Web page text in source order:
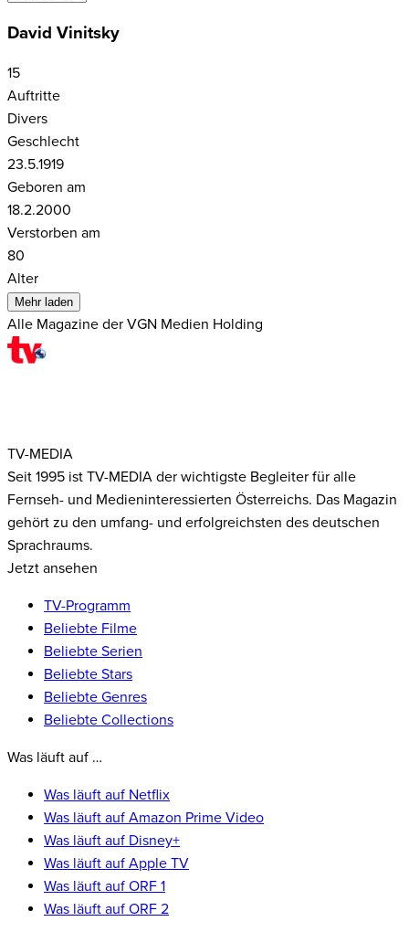
David Vinitsky
15
Auftritte
Divers
Geschlecht
23.5.1919
Geboren am
18.2.2000
Verstorben am
80
Alter
Mehr laden
Alle Magazine der VGN Medien Holding
TV-MEDIA
Seit 1995 ist TV-MEDIA der wichtigste Begleiter für alle
Fernseh- und Medieninteressierten Österreichs. Das Magazin
gehört zu den umfang- und erfolgreichsten des deutschen
Sprachraums.
Jetzt ansehen
TV-Programm
Beliebte Filme
Beliebte Serien
Beliebte Stars
Beliebte Genres
Beliebte Collections
Was läuft auf …
Was läuft auf Netflix
Was läuft auf Amazon Prime Video
Was läuft auf Disney+
Was läuft auf Apple TV
Was läuft auf ORF 1
Was läuft auf ORF 2